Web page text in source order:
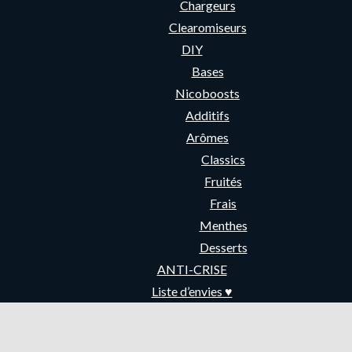
Chargeurs
Clearomiseurs
DIY
Bases
Nicoboosts
Additifs
Arômes
Classics
Fruités
Frais
Menthes
Desserts
ANTI-CRISE
Liste d’envies ♥︎